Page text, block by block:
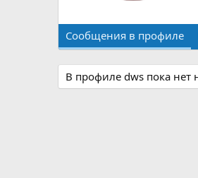
Сообщения в профиле
В профиле dws пока